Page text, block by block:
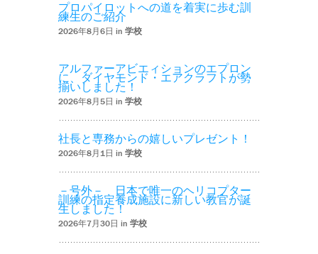
プロパイロットへの道を着実に歩む訓
練生のご紹介
2026年8月6日 in 学校
アルファーアビエィションのエプロン
に、ダイヤモンド・エアクラフトが勢
揃いしました！
2026年8月5日 in 学校
社長と専務からの嬉しいプレゼント！
2026年8月1日 in 学校
－号外－ 日本で唯一のヘリコプター
訓練の指定養成施設に新しい教官が誕
生しました！
2026年7月30日 in 学校